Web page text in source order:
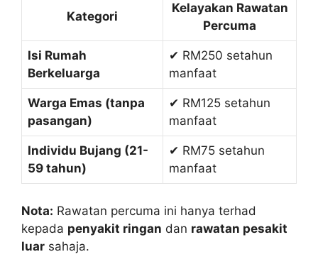
Kategori
Kelayakan Rawatan
Percuma
Isi Rumah
Berkeluarga
✔ RM250 setahun
manfaat
Warga Emas (tanpa
pasangan)
✔ RM125 setahun
manfaat
Individu Bujang (21-
59 tahun)
✔ RM75 setahun
manfaat
Nota: Rawatan percuma ini hanya terhad
kepada penyakit ringan dan rawatan pesakit
luar sahaja.